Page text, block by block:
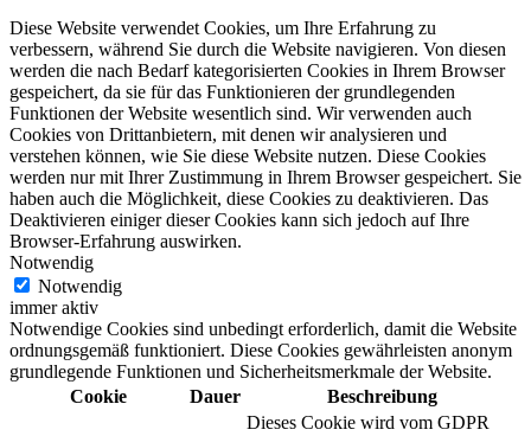
Diese Website verwendet Cookies, um Ihre Erfahrung zu
verbessern, während Sie durch die Website navigieren. Von diesen
werden die nach Bedarf kategorisierten Cookies in Ihrem Browser
gespeichert, da sie für das Funktionieren der grundlegenden
Funktionen der Website wesentlich sind. Wir verwenden auch
Cookies von Drittanbietern, mit denen wir analysieren und
verstehen können, wie Sie diese Website nutzen. Diese Cookies
werden nur mit Ihrer Zustimmung in Ihrem Browser gespeichert. Sie
haben auch die Möglichkeit, diese Cookies zu deaktivieren. Das
Deaktivieren einiger dieser Cookies kann sich jedoch auf Ihre
Browser-Erfahrung auswirken.
Notwendig
Notwendig
immer aktiv
Notwendige Cookies sind unbedingt erforderlich, damit die Website
ordnungsgemäß funktioniert. Diese Cookies gewährleisten anonym
grundlegende Funktionen und Sicherheitsmerkmale der Website.
Cookie
Dauer Beschreibung
Dieses Cookie wird vom GDPR